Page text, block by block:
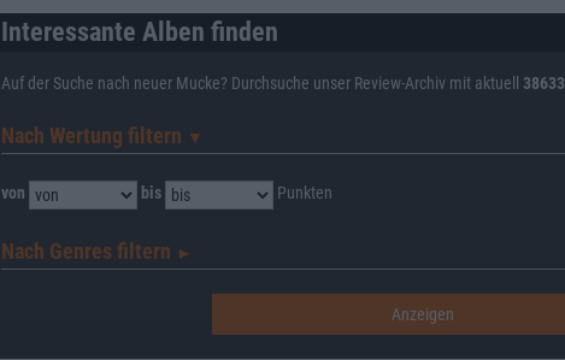
Interessante Alben finden
Auf der Suche nach neuer Mucke? Durchsuche unser Review-Archiv mit aktuell 38633
Nach Wertung filtern ▼︎
von bis Punkten
Nach Genres filtern ►︎